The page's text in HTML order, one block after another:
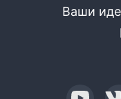
Ваши